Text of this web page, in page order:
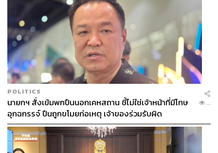
POLITICS
นายกฯ สั่งเข้มพกปืนนอกเคหสถาน ชี้ไม่ใช่เจ้าหน้าที่มีโทษ
อุกฉกรรจ์ ปืนถูกขโมยก่อเหตุ เจ้าของร่วมรับผิด
...